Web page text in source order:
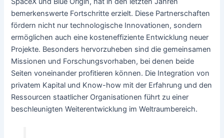
bemerkenswerte Fortschritte erzielt. Diese Partnerschaften
fördern nicht nur technologische Innovationen, sondern
ermöglichen auch eine kosteneffiziente Entwicklung neuer
Projekte. Besonders hervorzuheben sind die gemeinsamen
Missionen und Forschungsvorhaben, bei denen beide
Seiten voneinander profitieren können. Die Integration von
privatem Kapital und Know-how mit der Erfahrung und den
Ressourcen staatlicher Organisationen führt zu einer
beschleunigten Weiterentwicklung im Weltraumbereich.